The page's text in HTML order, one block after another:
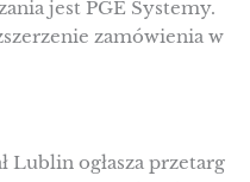
jest PGE Systemy.
zamówienia w
Lublin ogłasza przetarg